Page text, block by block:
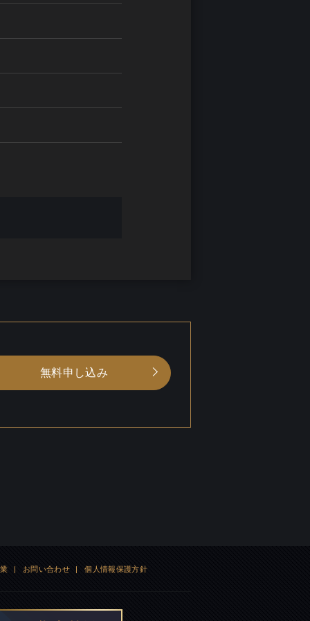
無料申し込み
| お問い合わせ | 個人情報保護方針